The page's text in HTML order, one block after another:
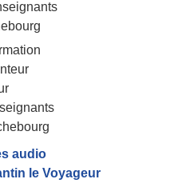
audio
le Voyageur